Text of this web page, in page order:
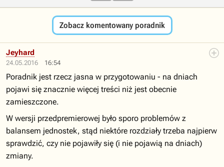
Zobacz komentowany poradnik
24.05.2016 16:54
Jeyhard
Poradnik jest rzecz jasna w przygotowaniu - na dniach
pojawi się znacznie więcej treści niż jest obecnie
zamieszczone.
W wersji przedpremierowej było sporo problemów z
balansem jednostek, stąd niektóre rozdziały trzeba najpierw
sprawdzić, czy nie pojawiły się (i nie pojawią na dniach)
zmiany.